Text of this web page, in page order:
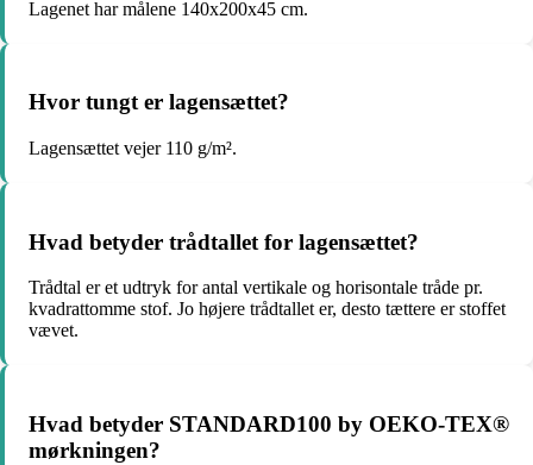
Lagenet har målene 140x200x45 cm.
Hvor tungt er lagensættet?
Lagensættet vejer 110 g/m².
Hvad betyder trådtallet for lagensættet?
Trådtal er et udtryk for antal vertikale og horisontale tråde pr.
kvadrattomme stof. Jo højere trådtallet er, desto tættere er stoffet
vævet.
Hvad betyder STANDARD100 by OEKO-TEX®
mørkningen?